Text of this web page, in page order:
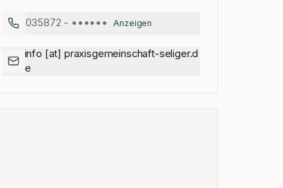
035872 - •••••• Anzeigen
info [at] praxisgemeinschaft-seliger.d
e